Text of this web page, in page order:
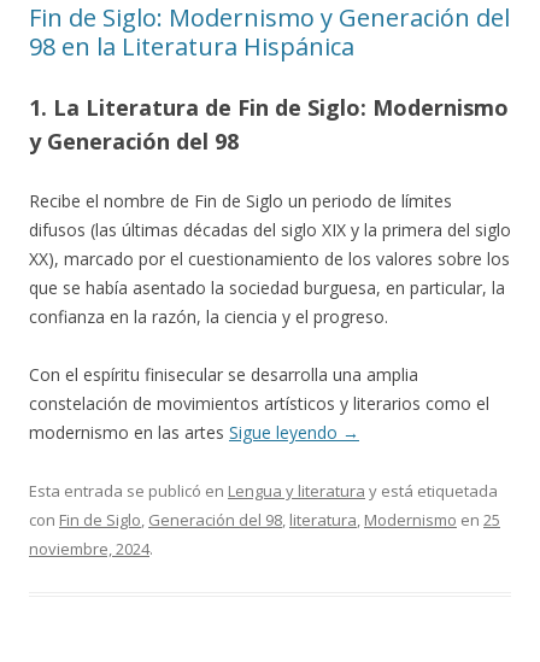
Fin de Siglo: Modernismo y Generación del
98 en la Literatura Hispánica
1. La Literatura de Fin de Siglo: Modernismo
y Generación del 98
Recibe el nombre de Fin de Siglo un periodo de límites
difusos (las últimas décadas del siglo XIX y la primera del siglo
XX), marcado por el cuestionamiento de los valores sobre los
que se había asentado la sociedad burguesa, en particular, la
confianza en la razón, la ciencia y el progreso.
Con el espíritu finisecular se desarrolla una amplia
constelación de movimientos artísticos y literarios como el
modernismo en las artes Sigue leyendo →
Esta entrada se publicó en Lengua y literatura y está etiquetada
con Fin de Siglo, Generación del 98, literatura, Modernismo en 25
noviembre, 2024.